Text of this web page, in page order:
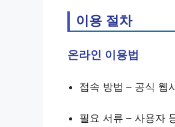
이용 절차
온라인 이용법
접속 방법 – 공식 웹
필요 서류 – 사용자